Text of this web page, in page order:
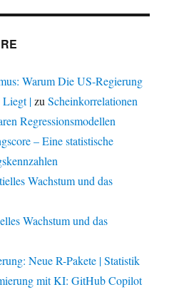
Warum Die US-Regierung
Liegt |zuScheinkorrelationen
Regressionsmodellen
– Eine statistische
Wachstum und das
Wachstum und das
Neue R-Pakete | Statistik
mit KI: GitHub Copilot